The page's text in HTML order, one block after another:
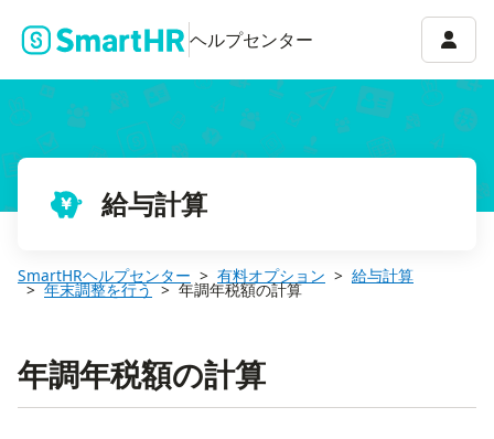
ヘルプセンター アカ
給与計算
SmartHRヘルプセンター 有料オプション 給与計算
年末調整を行う 年調年税額の計算
年調年税額の計算